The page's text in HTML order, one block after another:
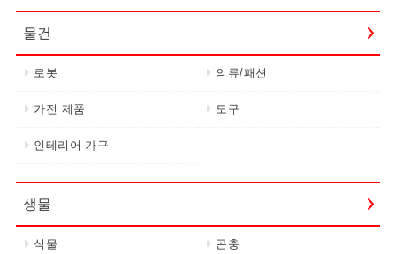
물건
로봇 의류/패션
가전 제품 도구
인테리어 가구
생물
식물 곤충